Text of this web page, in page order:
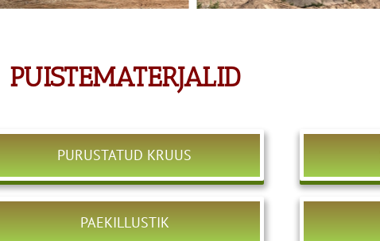
PUISTEMATERJALID
PURUSTATUD KRUUS
PAEKILLUSTIK